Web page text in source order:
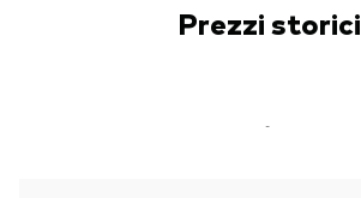
Prezzi storici
-